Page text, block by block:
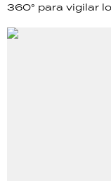
360° para vigilar